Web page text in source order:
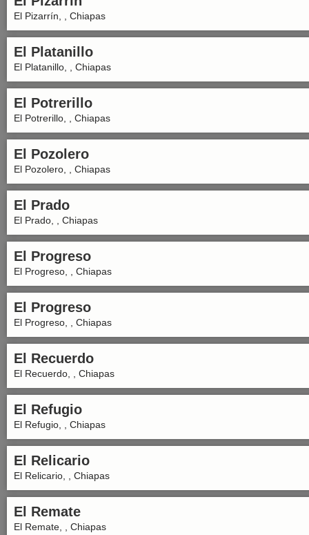
El Pizarrín, , Chiapas
El Platanillo
El Platanillo, , Chiapas
El Potrerillo
El Potrerillo, , Chiapas
El Pozolero
El Pozolero, , Chiapas
El Prado
El Prado, , Chiapas
El Progreso
El Progreso, , Chiapas
El Progreso
El Progreso, , Chiapas
El Recuerdo
El Recuerdo, , Chiapas
El Refugio
El Refugio, , Chiapas
El Relicario
El Relicario, , Chiapas
El Remate
El Remate, , Chiapas